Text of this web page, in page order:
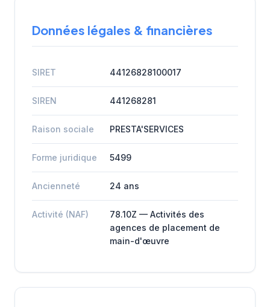
Données légales & financières
SIRET 44126828100017
SIREN 441268281
Raison sociale PRESTA'SERVICES
Forme juridique 5499
Ancienneté 24 ans
Activité (NAF)
78.10Z — Activités des
agences de placement de
main-d'œuvre